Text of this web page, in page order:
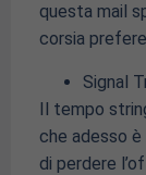
questa mail
corsia
Signal
Il tempo
che adesso
di perdere